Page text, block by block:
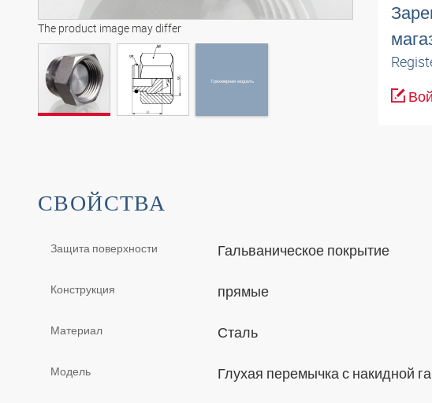
The product image may differ
Трехмерная модель
СВОЙСТВА
Защита поверхности Гальваническое покрытие
Конструкция прямые
Материал Сталь
Модель Глухая перемычка с накидной